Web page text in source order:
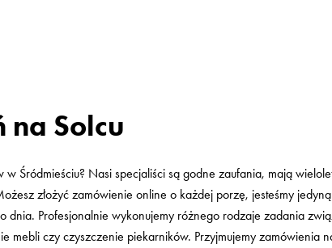
na Solcu
w Śródmieściu? Nasi specjaliści są godne zaufania, mają
złożyć zamówienie online o każdej porzę, jesteśmy
dnia. Profesjonalnie wykonujemy różnego rodzaje zadania
mebli czy czyszczenie piekarników. Przyjmujemy zamówienia